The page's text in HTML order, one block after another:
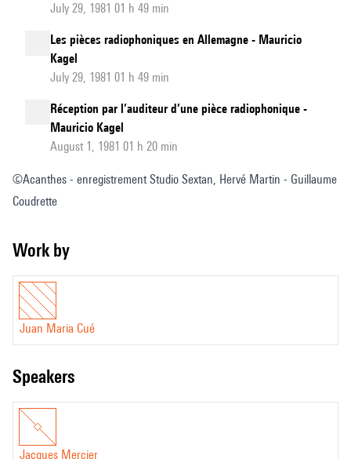
July 29, 1981 01 h 49 min
Les pièces radiophoniques en Allemagne - Mauricio
Kagel
July 29, 1981 01 h 49 min
Réception par l’auditeur d’une pièce radiophonique -
Mauricio Kagel
August 1, 1981 01 h 20 min
©Acanthes - enregistrement Studio Sextan, Hervé Martin - Guillaume
Coudrette
Work by
Juan Maria Cué
speakers
Jacques Mercier